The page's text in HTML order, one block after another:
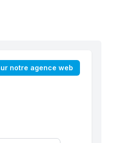
notre agence web